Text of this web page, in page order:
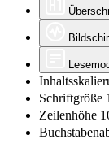
Schriftgröße
Zeilenhöhe